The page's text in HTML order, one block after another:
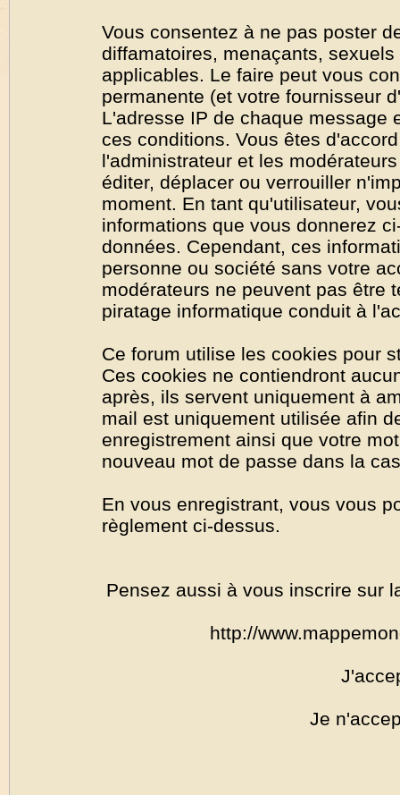
Vous consentez à ne pas poster
diffamatoires, menaçants,
applicables. Le faire peut vous
permanente (et votre fournisseur
L'adresse IP de chaque message
ces conditions. Vous êtes
l'administrateur et les
éditer, déplacer ou verrouiller
moment. En tant qu'utilisateur,
informations que vous donnerez
données. Cependant, ces
personne ou société sans votre
modérateurs ne peuvent pas être
piratage informatique conduit à
Ce forum utilise les cookies pour
Ces cookies ne contiendront
après, ils servent uniquement à
mail est uniquement utilisée afin
enregistrement ainsi que votre
nouveau mot de passe dans la
En vous enregistrant, vous vous
règlement ci-dessus.
Pensez aussi à vous inscrire sur
http://
Je